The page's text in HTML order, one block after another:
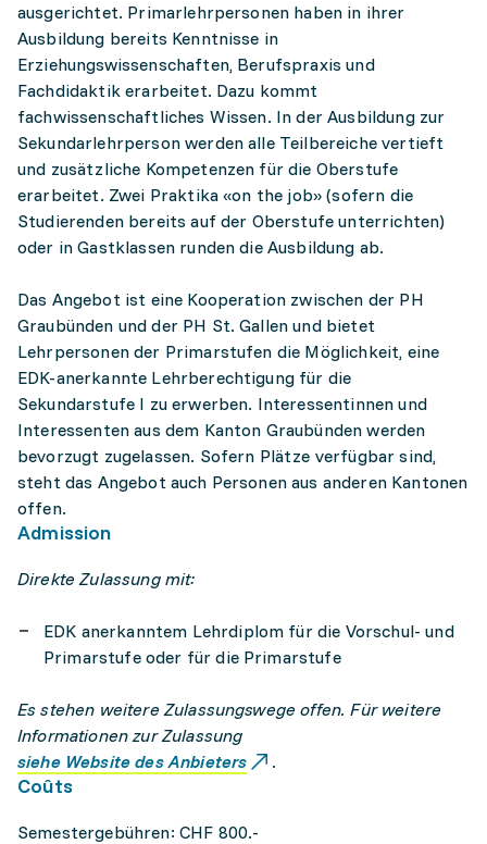
ausgerichtet. Primarlehrpersonen haben in ihrer
Ausbildung bereits Kenntnisse in
Erziehungswissenschaften, Berufspraxis und
Fachdidaktik erarbeitet. Dazu kommt
fachwissenschaftliches Wissen. In der Ausbildung zur
Sekundarlehrperson werden alle Teilbereiche vertieft
und zusätzliche Kompetenzen für die Oberstufe
erarbeitet. Zwei Praktika «on the job» (sofern die
Studierenden bereits auf der Oberstufe unterrichten)
oder in Gastklassen runden die Ausbildung ab.
Das Angebot ist eine Kooperation zwischen der PH
Graubünden und der PH St. Gallen und bietet
Lehrpersonen der Primarstufen die Möglichkeit, eine
EDK-anerkannte Lehrberechtigung für die
Sekundarstufe I zu erwerben. Interessentinnen und
Interessenten aus dem Kanton Graubünden werden
bevorzugt zugelassen. Sofern Plätze verfügbar sind,
steht das Angebot auch Personen aus anderen Kantonen
offen.
Admission
Direkte Zulassung mit:
EDK anerkanntem Lehrdiplom für die Vorschul- und
Primarstufe oder für die Primarstufe
Es stehen weitere Zulassungswege offen. Für weitere
Informationen zur Zulassung
siehe Website des Anbieters
.
Coûts
Semestergebühren: CHF 800.-